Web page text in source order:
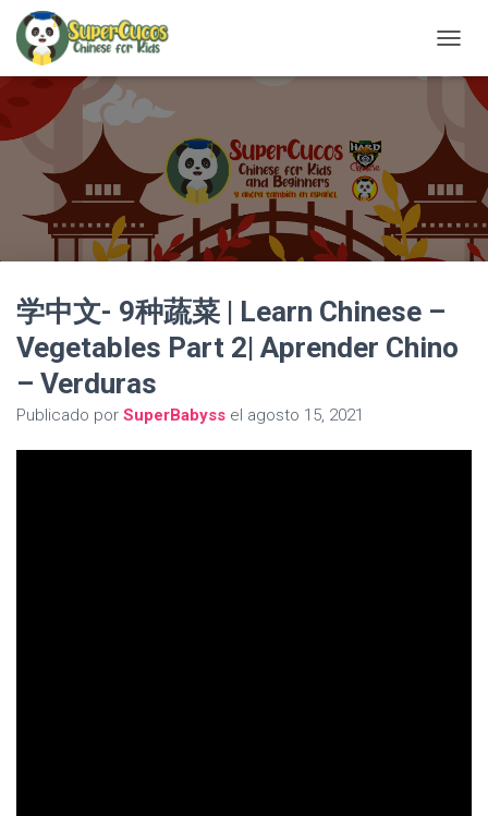
A
I
M
O
D
O
A
C
学中文- 9种蔬菜 | Learn Chinese –
Vegetables Part 2| Aprender Chino
– Verduras
Publicado por SuperBabyss el agosto 15, 2021